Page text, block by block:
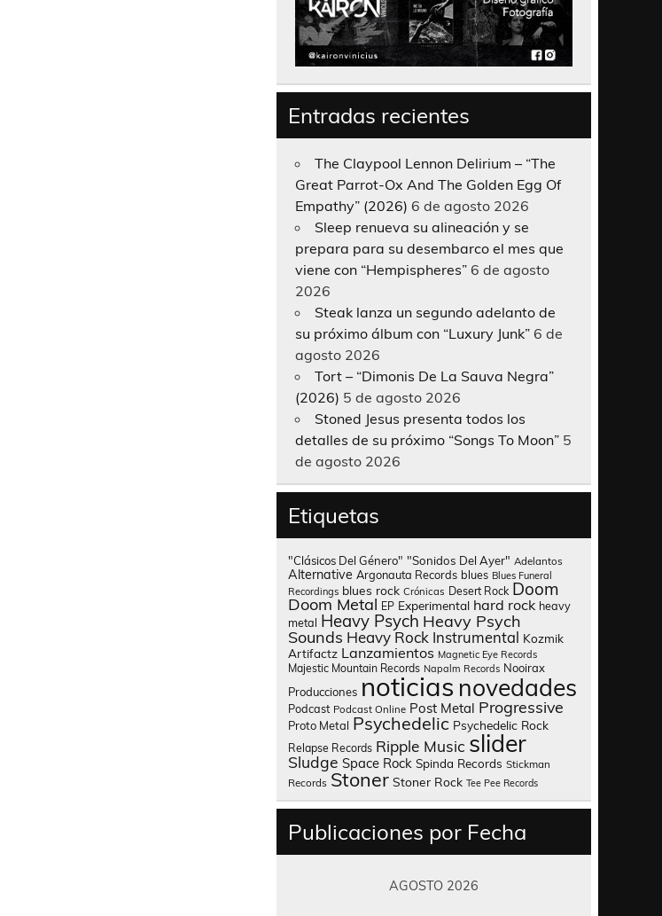
Entradas recientes
The Claypool Lennon Delirium – “The
Great Parrot-Ox And The Golden Egg Of
Empathy” (2026) 6 de agosto 2026
Sleep renueva su alineación y se
prepara para su desembarco el mes que
viene con “Hempispheres” 6 de agosto
2026
Steak lanza un segundo adelanto de
su próximo álbum con “Luxury Junk” 6 de
agosto 2026
Tort – “Dimonis De La Sauva Negra”
(2026) 5 de agosto 2026
Stoned Jesus presenta todos los
detalles de su próximo “Songs To Moon” 5
de agosto 2026
Etiquetas
"Clásicos Del Género" "Sonidos Del Ayer" Adelantos
Alternative Argonauta Records blues Blues Funeral
Recordings blues rock Crónicas Desert Rock Doom
Doom Metal EP Experimental hard rock heavy
metal Heavy Psych Heavy Psych
Sounds Heavy Rock Instrumental Kozmik
Artifactz Lanzamientos Magnetic Eye Records
Majestic Mountain Records Napalm Records Nooirax
Producciones noticias novedades
Podcast Podcast Online Post Metal Progressive
Proto Metal Psychedelic Psychedelic Rock
Relapse Records Ripple Music slider
Sludge Space Rock Spinda Records Stickman
Records Stoner Stoner Rock Tee Pee Records
Publicaciones por Fecha
AGOSTO 2026